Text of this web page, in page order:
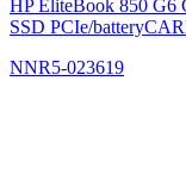
HP EliteBook 850 G6
SSD PCIe/
NNR5-023619